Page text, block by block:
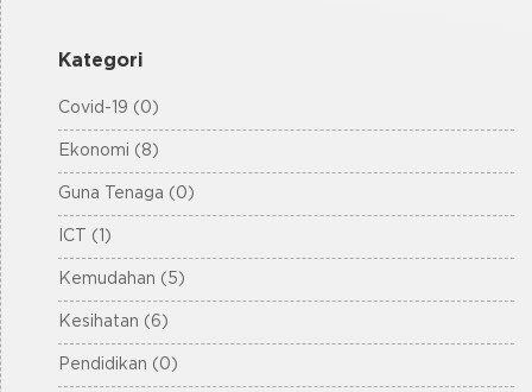
Kategori
Covid-19 (0)
Ekonomi (8)
Guna Tenaga (0)
ICT (1)
Kemudahan (5)
Kesihatan (6)
Pendidikan (0)